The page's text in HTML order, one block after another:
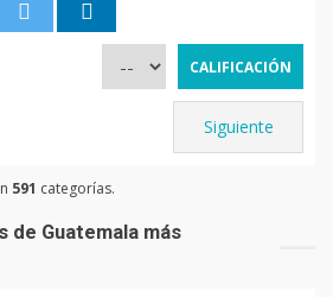
Siguiente
591 categorías.
de Guatemala más